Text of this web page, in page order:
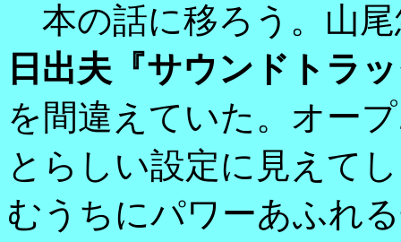
本の話に移ろう。山
日出夫『サウンドトラ
を間違えていた。オー
とらしい設定に見えて
むうちにパワーあふれ